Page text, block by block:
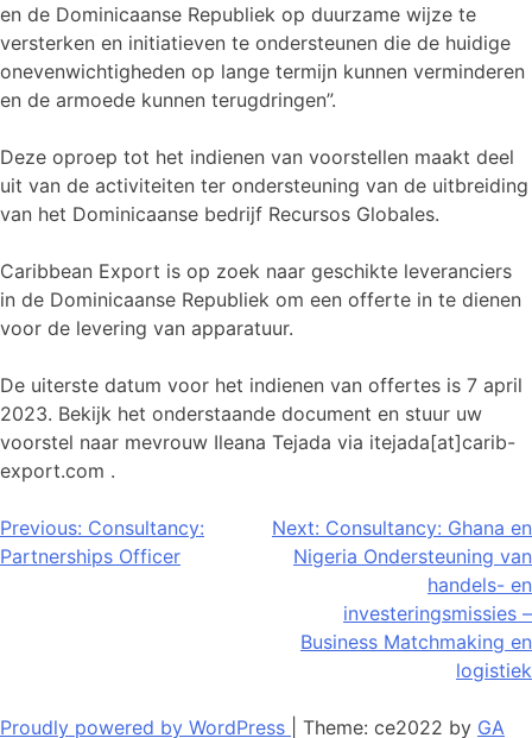
en de Dominicaanse Republiek op duurzame wijze te
versterken en initiatieven te ondersteunen die de huidige
onevenwichtigheden op lange termijn kunnen verminderen
en de armoede kunnen terugdringen”.
Deze oproep tot het indienen van voorstellen maakt deel
uit van de activiteiten ter ondersteuning van de uitbreiding
van het Dominicaanse bedrijf Recursos Globales.
Caribbean Export is op zoek naar geschikte leveranciers
in de Dominicaanse Republiek om een offerte in te dienen
voor de levering van apparatuur.
De uiterste datum voor het indienen van offertes is 7 april
2023. Bekijk het onderstaande document en stuur uw
voorstel naar mevrouw Ileana Tejada via itejada[at]carib-
export.com .
Bericht
navigatie
Previous: Consultancy:
Partnerships Officer
Next: Consultancy: Ghana en
Nigeria Ondersteuning van
handels- en
investeringsmissies –
Business Matchmaking en
logistiek
Proudly powered by WordPress Theme: ce2022 by GA